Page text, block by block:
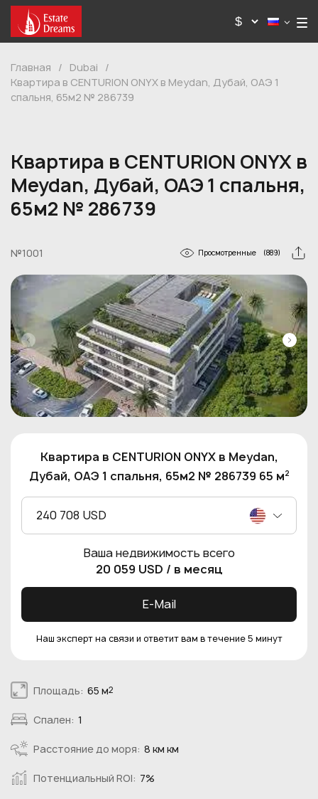
Главная / Dubai
/
Квартира в CENTURION ONYX в Meydan, Дубай, ОАЭ 1
спальня, 65м2 № 286739
Квартира в CENTURION ONYX в
Meydan, Дубай, ОАЭ 1 спальня,
65м2 № 286739
№1001 Просмотренные (889)
Площадь: 65 м2
Спален: 1
Расстояние до моря: 8 км км
Потенциальный ROI: 7%
Квартира в CENTURION ONYX в Meydan,
Дубай, ОАЭ 1 спальня, 65м2 № 286739 65 м2
240 708 USD
Ваша недвижимость всего
20 059 USD / в месяц
E-Mail
Наш эксперт на связи и ответит вам в течение 5 минут